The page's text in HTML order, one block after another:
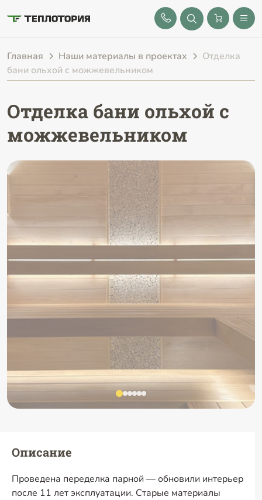
8 (843) 212-25-32
Главная Наши материалы в проектах
Отделка
бани ольхой с можжевельником
Отделка бани ольхой с
можжевельником
Описание
Проведена переделка парной — обновили интерьер
после 11 лет эксплуатации. Старые материалы